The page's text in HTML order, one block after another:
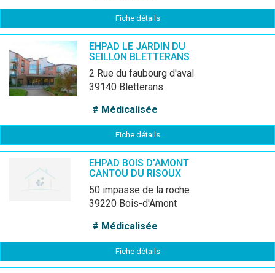
Fiche détails
EHPAD LE JARDIN DU
SEILLON BLETTERANS
2 Rue du faubourg d'aval
39140 Bletterans
# Médicalisée
Fiche détails
EHPAD BOIS D'AMONT
CANTOU DU RISOUX
50 impasse de la roche
39220 Bois-d'Amont
# Médicalisée
Fiche détails